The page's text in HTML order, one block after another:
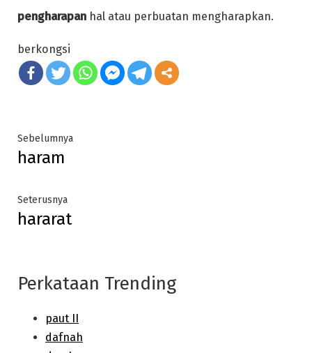
pengharapan hal atau perbuatan mengharapkan.
berkongsi
Post
navigation
Sebelumnya
haram
Seterusnya
post:
hararat
Perkataan Trending